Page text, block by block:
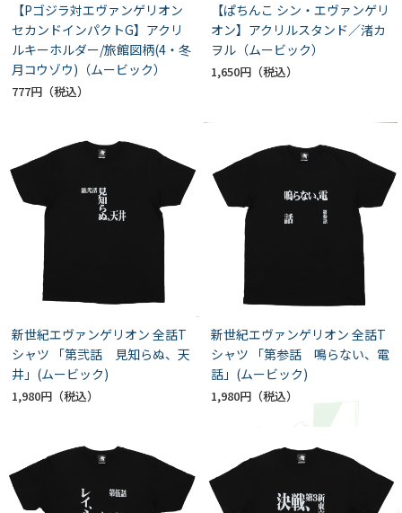
【Pゴジラ対エヴァンゲリオン
セカンドインパクトG】アクリ
ルキーホルダー/旅館図柄(4・冬
月コウゾウ)（ムービック）
777円
【ぱちんこ シン・エヴァンゲリ
オン】アクリルスタンド／渚カ
ヲル（ムービック）
1,650円
新世紀エヴァンゲリオン 全話T
シャツ 「第弐話 見知らぬ、天
井」(ムービック)
1,980円
新世紀エヴァンゲリオン 全話T
シャツ 「第参話 鳴らない、電
話」(ムービック)
1,980円